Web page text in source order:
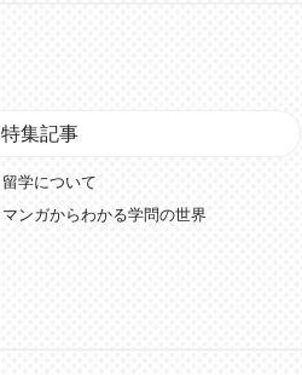
特集記事
留学について
マンガからわかる学問の世界